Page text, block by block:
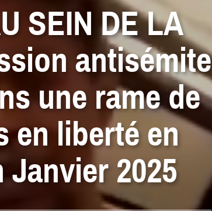
SEIN DE LA
antisémite
une rame de
en liberté en
2025